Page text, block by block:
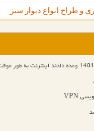
و طراح انواع دیوار سبز